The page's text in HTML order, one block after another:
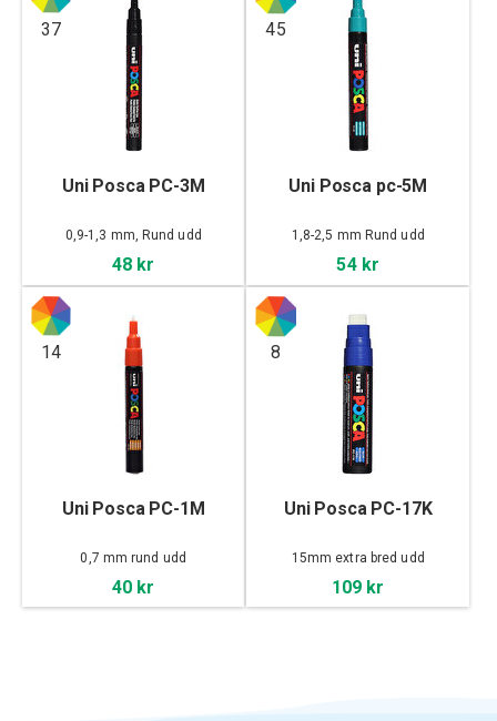
37
Uni Posca PC-3M
0,9-1,3 mm, Rund udd
48 kr
45
Uni Posca pc-5M
1,8-2,5 mm Rund udd
54 kr
14
Uni Posca PC-1M
0,7 mm rund udd
40 kr
8
Uni Posca PC-17K
15mm extra bred udd
109 kr